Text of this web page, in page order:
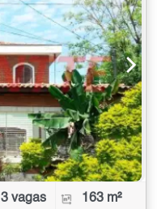
3 vagas 163 m²